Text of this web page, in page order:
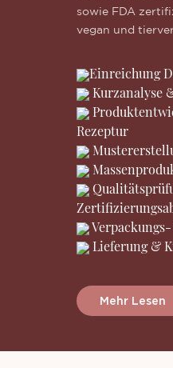
sowie FDA
vegan und
Einreichung
Kurzanalyse
Rezeptur
Lieferung &
Mehr Lesen